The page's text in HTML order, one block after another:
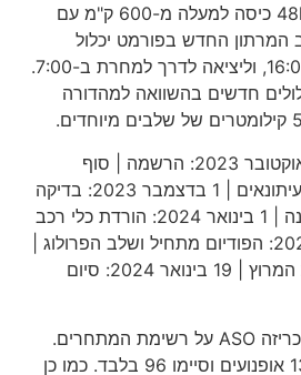
שעות '48h chrono stage כיסה למעלה מ-600 ק"מ עם
החדש בפורמט יכלול
הגבלת זמן לעצירה ב-16:00, וליציאה לדרך למחרת ב-7:00.
60% מסלולים חדשים בהשוואה למהדורה
ציר זמן: 3 ביוני – 20 באוקטובר 2023: הרשמה | סוף
נובמבר 2023: מסיבת עיתונאים | 1 בדצמבר 2023: בדיקה
וטעינת כלי רכב בברצלונה | 1 בינואר 2024: הורדת כלי רכב
ב-Yanbu | 5 בינואר 2024: הפודיום מתחיל ושלב הפרולוג |
6 בינואר 2024: תחילת המרוץ | 19 בינואר 2024: סיום
ב-13 בדצמבר 2023 הכריזה ASO על רשימת המתחרים.
התחילו את התחרות 132 אופנועים וסיימו 96 בלבד. כמו כן